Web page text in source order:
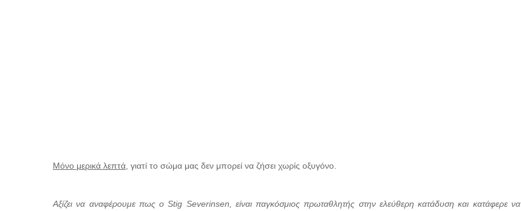
Μόνο μερικά λεπτά , γιατί το σώμα μας δεν μπορεί να ζήσει χωρίς οξυγόνο.
Αξίζει να αναφέρουμε πως ο Stig Severinsen, είναι παγκόσμιος πρωταθλητής στην ελεύθερη κατάδυση και κατάφερε να